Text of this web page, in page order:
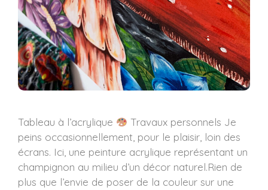
Tableau à l’acrylique
Travaux personnels Je
peins occasionnellement, pour le plaisir, loin des
écrans. Ici, une peinture acrylique représentant un
champignon au milieu d’un décor naturel.Rien de
plus que l’envie de poser de la couleur sur une